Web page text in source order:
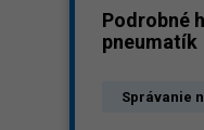
Podrobné
pneumatík
Správanie